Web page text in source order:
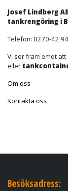
Josef Lindberg
tankrengöring i
Telefon: 0270-42
Vi ser fram emot
eller
Om oss
Kontakta oss
Besöksadress: